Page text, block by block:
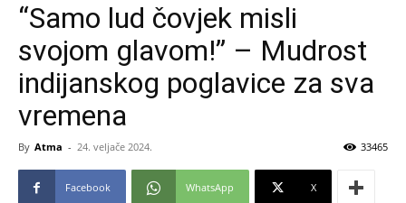
“Samo lud čovjek misli
svojom glavom!” – Mudrost
indijanskog poglavice za sva
vremena
By Atma - 24. veljače 2024. 33465
Facebook WhatsApp X